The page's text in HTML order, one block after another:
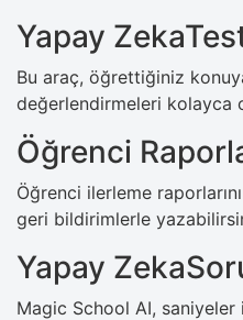
Yapay ZekaTest
Bu araç, öğrettiğiniz
değerlendirmeleri kolayca
Öğrenci
Öğrenci ilerleme
geri bildirimlerle
Yapay
Magic School AI,